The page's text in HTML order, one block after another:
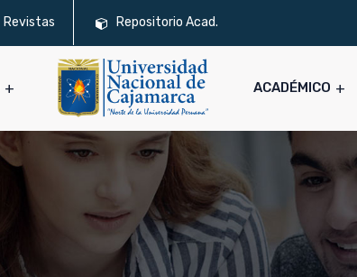
Revistas Repositorio Acad.
ACADÉMICO